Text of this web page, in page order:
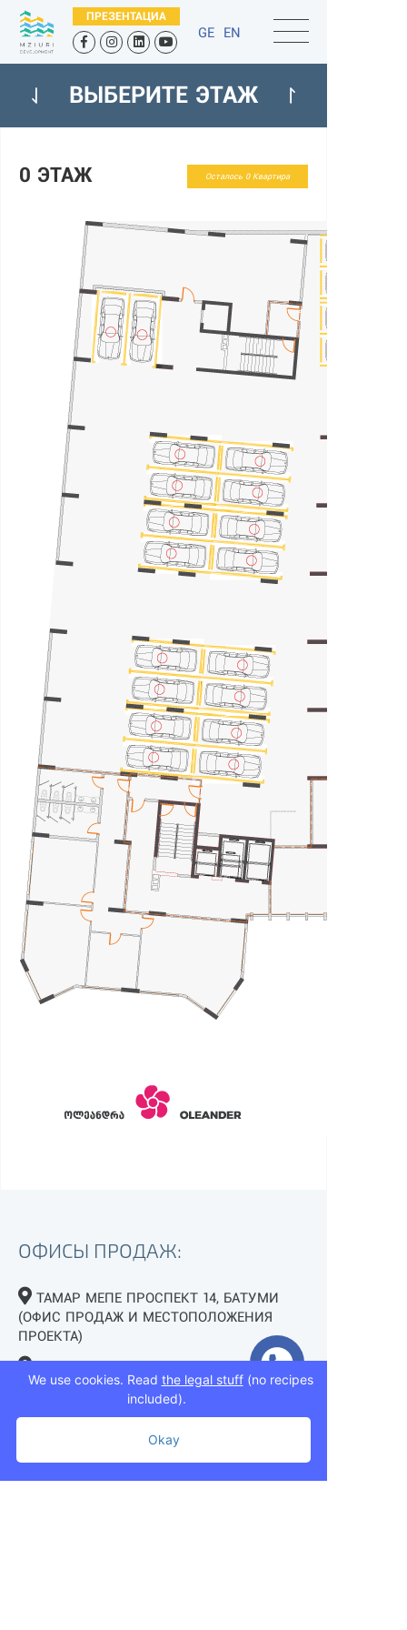
ПРЕЗЕНТАЦИA
GE EN
ВЫБЕРИТЕ ЭТАЖ
0 ЭТАЖ Осталось 0 Квартира
ОФИСЫ ПРОДАЖ:
ТАМАР МЕПЕ ПРОСПЕКТ 14, БАТУМИ
(ОФИС ПРОДАЖ И МЕСТОПОЛОЖЕНИЯ
ПРОЕКТА)
7 (ВОЗЛЕ ОЗЕРА ЛИСИ)
+995 593 76 50 50
We use cookies. Read the legal stuff(no recipes
included).
Okay